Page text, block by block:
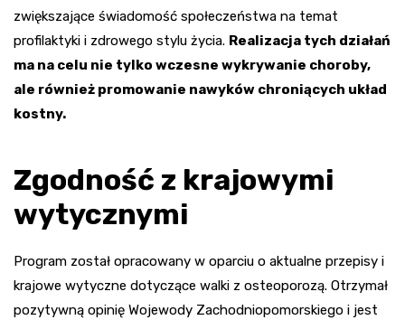
zwiększające świadomość społeczeństwa na temat
profilaktyki i zdrowego stylu życia. Realizacja tych działań
ma na celu nie tylko wczesne wykrywanie choroby,
ale również promowanie nawyków chroniących układ
kostny.
Zgodność z krajowymi
wytycznymi
Program został opracowany w oparciu o aktualne przepisy i
krajowe wytyczne dotyczące walki z osteoporozą. Otrzymał
pozytywną opinię Wojewody Zachodniopomorskiego i jest